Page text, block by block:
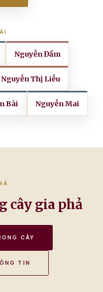
Nguyễn Đầm
Nguyễn Thị Liễu
Bài Nguyễn Mai
cây gia phả
CÂY
TIN